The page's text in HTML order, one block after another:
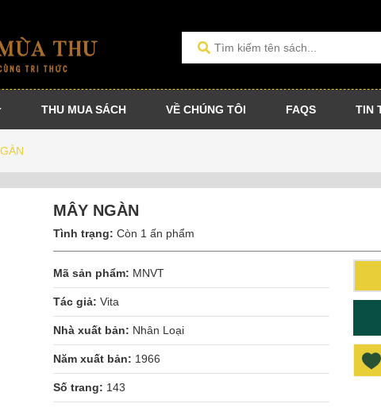
THU MUA SÁCH VỀ CHÚNG TÔI FAQS TIN
MÂY NGÀN
Tình trạng:Còn 1 ấn phẩm
Mã sản phẩm: MNVT
Tác giả: Vita
Nhà xuất bản: Nhân Loại
Năm xuất bản: 1966
Số trang: 143